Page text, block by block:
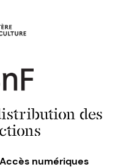
des
Accès numériques